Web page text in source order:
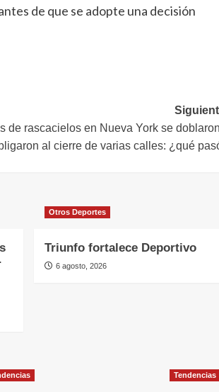
de que se adopte una decisión
de rascacielos en Nueva York se
al cierre de varias calles: ¿qué
Otros Deportes
Triunfo fortalece Deportivo
6 agosto, 2026
Tendencias